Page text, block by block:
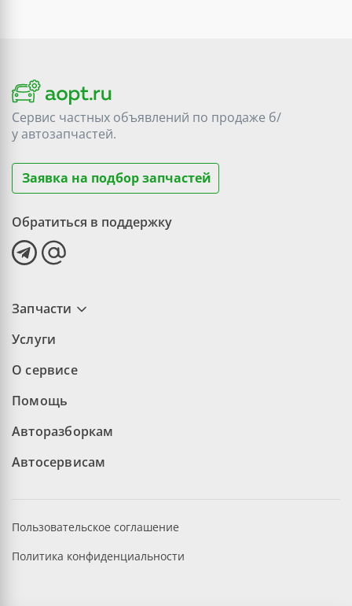
Сервис частных объявлений по продаже б/
уавтозапчастей.
Заявка на подбор запчастей
Обратиться в поддержку
Запчасти
Услуги
О сервисе
Помощь
Авторазборкам
Автосервисам
Пользовательское соглашение
Политика конфиденциальности